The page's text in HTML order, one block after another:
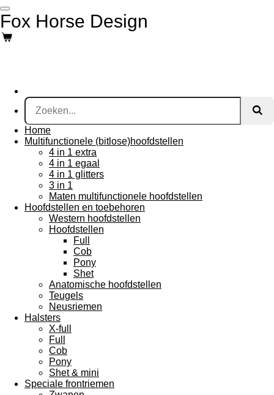
Ga
direct
naar
de
Fox Horse Design
Home
Multifunctionele (bitlose)hoofdstellen
4 in 1 extra
4 in 1 egaal
4 in 1 glitters
3 in 1
Maten multifunctionele hoofdstellen
Hoofdstellen en toebehoren
Western hoofdstellen
Hoofdstellen
Full
Cob
Pony
Shet
Anatomische hoofdstellen
Teugels
Neusriemen
Halsters
X-full
Full
Cob
Pony
Shet & mini
Speciale frontriemen